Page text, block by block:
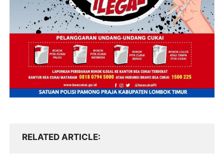
RELATED ARTICLE